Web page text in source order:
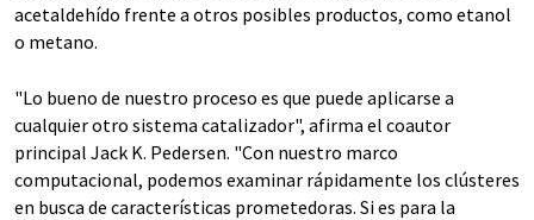
acetaldehído frente a otros posibles productos, como etanol
o metano.
"Lo bueno de nuestro proceso es que puede aplicarse a
cualquier otro sistema catalizador", afirma el coautor
principal Jack K. Pedersen. "Con nuestro marco
computacional, podemos examinar rápidamente los clústeres
en busca de características prometedoras. Si es para la